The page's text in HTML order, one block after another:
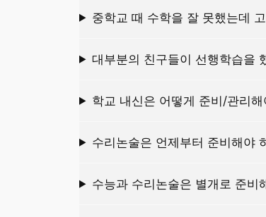
중학교 때 수학을 잘 못했는데
대부분의 친구들이 선행학습을
학교 내신은 어떻게 준비/관리해
수리논술은 언제부터 준비해야
수능과 수리논술은 별개로 준비